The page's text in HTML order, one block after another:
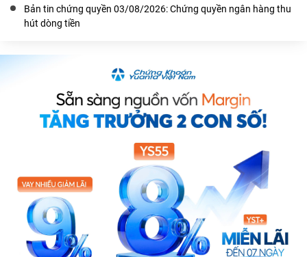
Bản tin chứng quyền 03/08/2026: Chứng quyền ngân hàng thu
hút dòng tiền